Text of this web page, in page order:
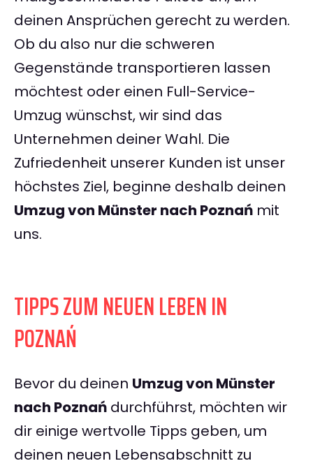
deinen Ansprüchen gerecht zu werden.
Ob du also nur die schweren
Gegenstände transportieren lassen
möchtest oder einen Full-Service-
Umzug wünschst, wir sind das
Unternehmen deiner Wahl. Die
Zufriedenheit unserer Kunden ist unser
höchstes Ziel, beginne deshalb deinen
Umzug von Münster nach Poznań mit
uns.
TIPPS ZUM NEUEN LEBEN IN
POZNAŃ
Bevor du deinen Umzug von Münster
nach Poznań durchführst, möchten wir
dir einige wertvolle Tipps geben, um
deinen neuen Lebensabschnitt zu